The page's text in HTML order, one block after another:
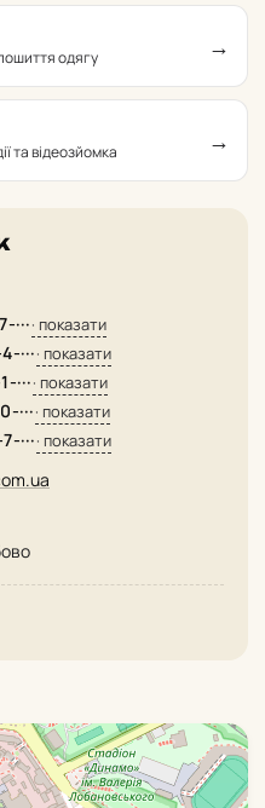
одягу →
та відеозйомка →
· показати
···· показати
· показати
···· показати
···· показати